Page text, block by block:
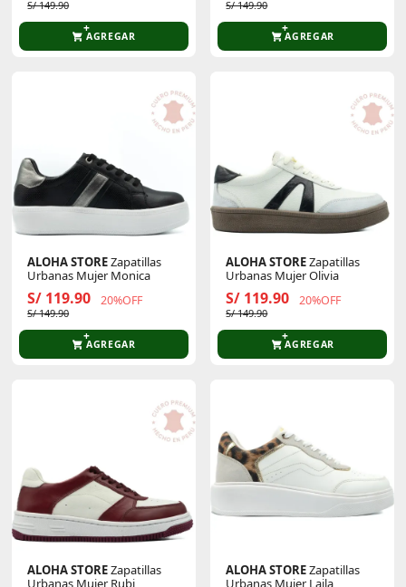
S/ 149.90
AGREGAR
S/ 149.90
AGREGAR
ALOHA STOREZapatillas
Urbanas Mujer Monica
S/ 119.90 20%OFF
S/ 149.90
AGREGAR
ALOHA STOREZapatillas
Urbanas Mujer Olivia
S/ 119.90 20%OFF
S/ 149.90
AGREGAR
ALOHA STOREZapatillas
Urbanas Mujer Rubi
ALOHA STOREZapatillas
Urbanas Mujer Laila